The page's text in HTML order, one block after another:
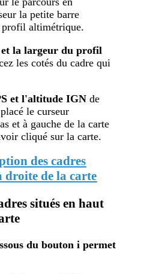
la petite barre
profil altimétrique.
la largeur du profil
les cotés du cadre qui
et l'altitude IGN de
le curseur
et à gauche de la carte
cliqué sur la carte.
des cadres
droite de la carte
situés en haut
du bouton ipermet